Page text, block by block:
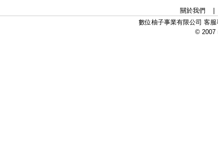
關於我們
數位柚子事業有限公司 客
© 2007